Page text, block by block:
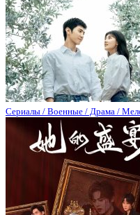
Сериалы / Военные / Драма /